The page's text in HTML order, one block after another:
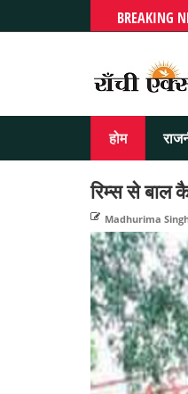
BREAKING
होम
रिम्स से बाल
Madhurima